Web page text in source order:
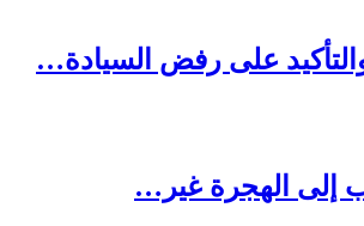
على رفض السيادة…
إلى الهجرة غير…